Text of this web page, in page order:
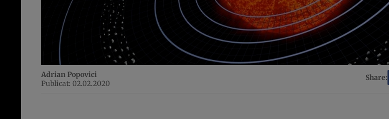
Adrian Popovici
Publicat: 02.02.2020
Share: